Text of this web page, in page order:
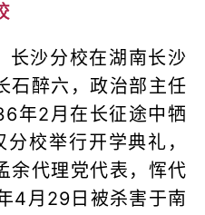
长沙分校在湖南长沙
石醉六，政治部主任
年2月在长征途中牺
校举行开学典礼，
余代理党代表，恽代
4月29日被杀害于南